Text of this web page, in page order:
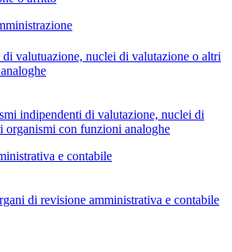
valutuazione, nuclei di valutazione o altri
indipendenti di valutazione, nuclei di
organismi con funzioni analoghe
e contabile
di revisione amministrativa e contabile